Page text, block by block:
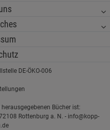
DE-ÖKO-006
Bücher ist:
Rottenburg a. N. - info@kopp-